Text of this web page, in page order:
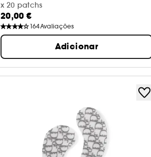
x 20 patchs
20,00 €
164Avaliações
Adicionar